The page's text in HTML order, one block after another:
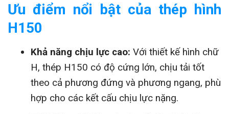
Ưu điểm nổi bật của thép hình
H150
Khả năng chịu lực cao: Với thiết kế hình chữ
H, thép H150 có độ cứng lớn, chịu tải tốt
theo cả phương đứng và phương ngang, phù
hợp cho các kết cấu chịu lực nặng.